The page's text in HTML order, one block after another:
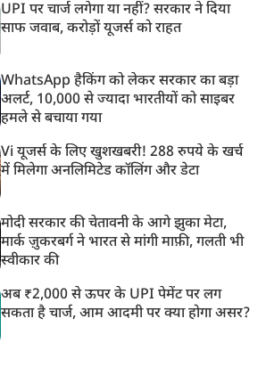
UPI पर चार्ज लगेगा या नहीं? सरकार ने दिया
साफ जवाब, करोड़ों यूजर्स को राहत
WhatsApp हैकिंग को लेकर सरकार का बड़ा
अलर्ट, 10,000 से ज्यादा भारतीयों को साइबर
हमले से बचाया गया
Vi यूजर्स के लिए खुशखबरी! 288 रुपये के खर्च
में मिलेगा अनलिमिटेड कॉलिंग और डेटा
मोदी सरकार की चेतावनी के आगे झुका मेटा,
मार्क ज़ुकरबर्ग ने भारत से मांगी माफ़ी, गलती भी
स्वीकार की
अब ₹2,000 से ऊपर के UPI पेमेंट पर लग
सकता है चार्ज, आम आदमी पर क्या होगा असर?